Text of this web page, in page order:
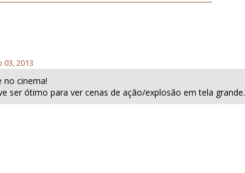
2013
no cinema!
ser ótimo para ver cenas de ação/explosão em tela grande.